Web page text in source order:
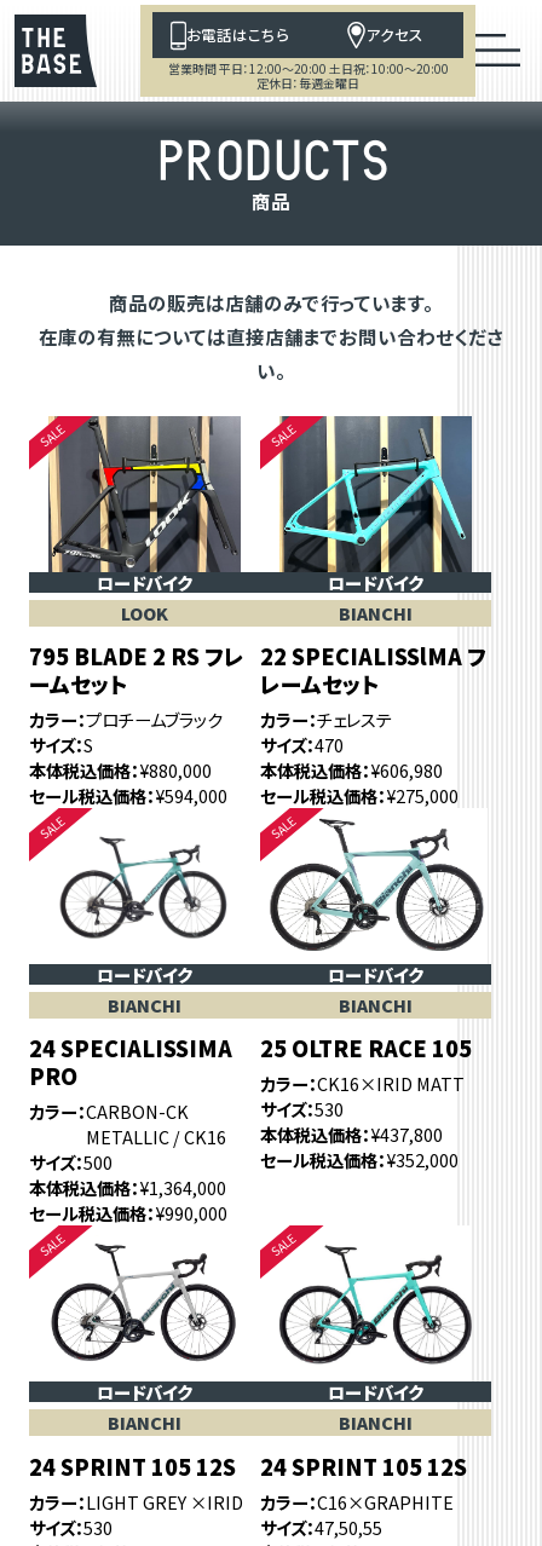
お電話はこちら アクセス
営業時間 平日：12:00～20:00 土日祝：10:00～20:00
定休日：毎週金曜日
PRODUCTS
商品
商品の販売は店舗のみで行っています。
在庫の有無については直接店舗までお問い合わせくださ
い。
ロードバイク
LOOK
795 BLADE 2 RS フレ
ームセット
カラー プロチームブラック
サイズ S
本体税込価格 ¥880,000
セール税込価格 ¥594,000
ロードバイク
BIANCHI
22 SPECIALISSlMA フ
レームセット
カラー チェレステ
サイズ 470
本体税込価格 ¥606,980
セール税込価格 ¥275,000
ロードバイク
BIANCHI
24 SPECIALISSIMA
PRO
カラー CARBON-CK
METALLIC / CK16
サイズ 500
本体税込価格 ¥1,364,000
セール税込価格 ¥990,000
ロードバイク
BIANCHI
25 OLTRE RACE 105
カラー CK16×IRID MATT
サイズ 530
本体税込価格 ¥437,800
セール税込価格 ¥352,000
ロードバイク
BIANCHI
24 SPRINT 105 12S
カラー LIGHT GREY ×IRID
サイズ 530
ロードバイク
BIANCHI
24 SPRINT 105 12S
カラー C16×GRAPHITE
サイズ 47,50,55